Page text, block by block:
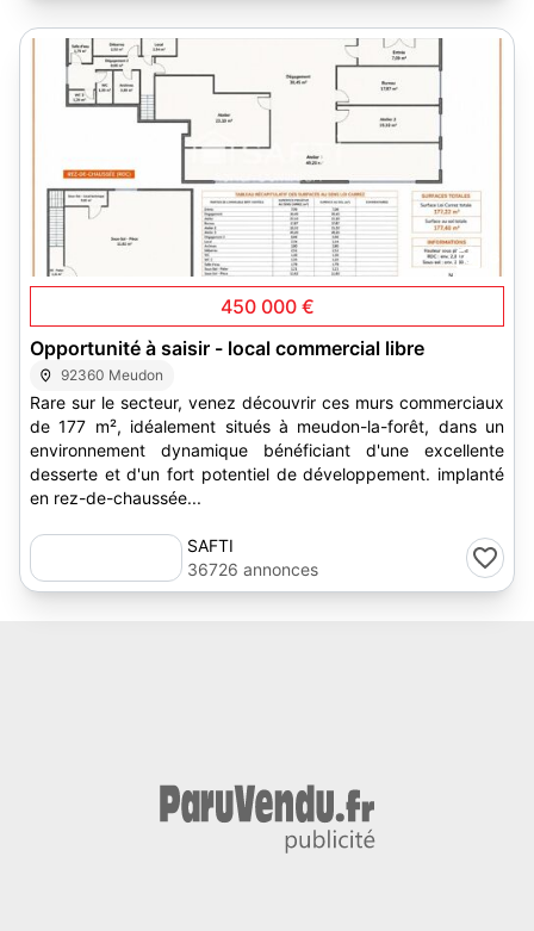
450 000 €
Opportunité à saisir - local commercial libre
92360 Meudon
Rare sur le secteur, venez découvrir ces murs commerciaux
de 177 m², idéalement situés à meudon-la-forêt, dans un
environnement dynamique bénéficiant d'une excellente
desserte et d'un fort potentiel de développement. implanté
en rez-de-chaussée...
SAFTI
36726 annonces